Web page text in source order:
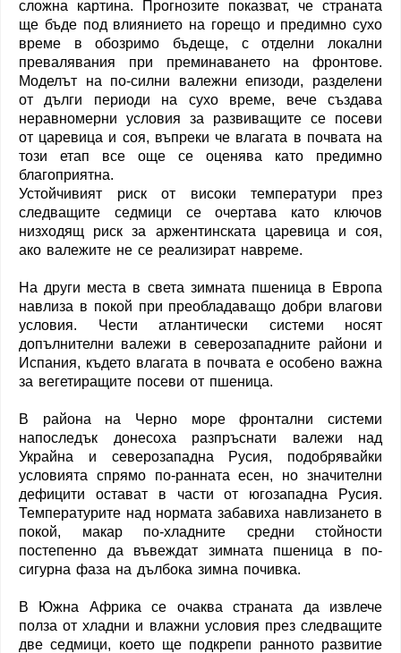
сложна картина. Прогнозите показват, че страната
ще бъде под влиянието на горещо и предимно сухо
време в обозримо бъдеще, с отделни локални
превалявания при преминаването на фронтове.
Моделът на по-силни валежни епизоди, разделени
от дълги периоди на сухо време, вече създава
неравномерни условия за развиващите се посеви
от царевица и соя, въпреки че влагата в почвата на
този етап все още се оценява като предимно
благоприятна.
Устойчивият риск от високи температури през
следващите седмици се очертава като ключов
низходящ риск за аржентинската царевица и соя,
ако валежите не се реализират навреме.
На други места в света зимната пшеница в Европа
навлиза в покой при преобладаващо добри влагови
условия. Чести атлантически системи носят
допълнителни валежи в северозападните райони и
Испания, където влагата в почвата е особено важна
за вегетиращите посеви от пшеница.
В района на Черно море фронтални системи
напоследък донесоха разпръснати валежи над
Украйна и северозападна Русия, подобрявайки
условията спрямо по-ранната есен, но значителни
дефицити остават в части от югозападна Русия.
Температурите над нормата забавиха навлизането в
покой, макар по-хладните средни стойности
постепенно да въвеждат зимната пшеница в по-
сигурна фаза на дълбока зимна почивка.
В Южна Африка се очаква страната да извлече
полза от хладни и влажни условия през следващите
две седмици, което ще подкрепи ранното развитие